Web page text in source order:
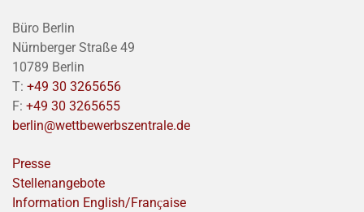
Büro Berlin
Nürnberger Straße 49
10789 Berlin
T: +49 30 3265656
F: +49 30 3265655
berlin@wettbewerbszentrale.de
Presse
Stellenangebote
Information English/Franҫaise